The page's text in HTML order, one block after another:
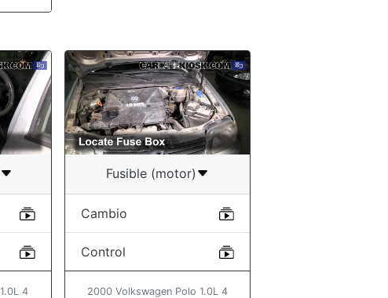
4
Fusible (motor)
Cambio
Control
2000 Volkswagen Polo 1.0L 4